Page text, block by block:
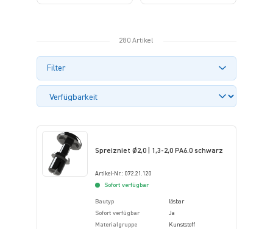
280 Artikel
Filter
Spreizniet Ø2,0 | 1,3-2,0 PA6.0 schwarz
Artikel-Nr.: 072.21.120
Sofort verfügbar
Bautyp
lösbar
Sofort verfügbar
Ja
Materialgruppe
Kunststoff